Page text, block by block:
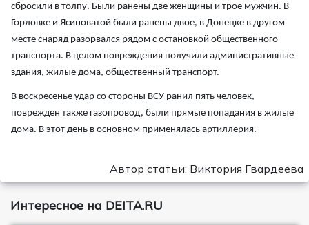
сбросили в толпу. Были ранены две женщины и трое мужчин. В
Горловке и Ясиноватой были ранены двое, в Донецке в другом
месте снаряд разорвался рядом с остановкой общественного
транспорта. В целом повреждения получили административные
здания, жилые дома, общественный транспорт.
В воскресенье удар со стороны ВСУ ранил пять человек,
поврежден также газопровод, были прямые попадания в жилые
дома. В этот день в основном применялась артиллерия.
Автор статьи: Виктория Гвардеева
Интересное на DEITA.RU